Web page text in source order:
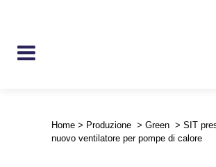
Home > Produzione > Green > SIT
nuovo ventilatore per pompe di calore